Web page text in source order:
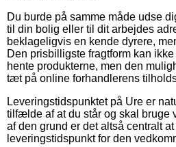
Du burde på samme måde udse
til din bolig eller til dit arbejdes
beklageligvis en kende dyrere,
Den prisbilligste fragtform kan
hente produkterne, men den
tæt på online forhandlerens
Leveringstidspunktet på Ure er
tilfælde af at du står og skal bruge
af den grund er det altså centralt
leveringstidspunkt for den